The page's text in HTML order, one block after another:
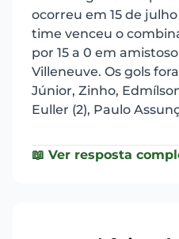
ocorreu em 15 de
time venceu o
por 15 a 0 em
Villeneuve. Os gols
Júnior, Zinho,
Euller (2), Paulo
📖 Ver resposta